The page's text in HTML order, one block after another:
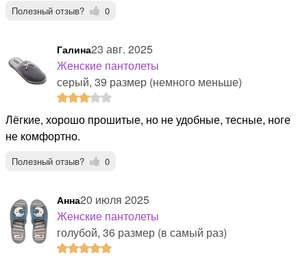
Полезный отзыв? 0
Галина23 авг. 2025
Женские пантолеты
серый, 39 размер (немного меньше)
Лёгкие, хорошо прошитые, но не удобные, тесные, ноге
не комфортно.
Полезный отзыв? 0
Анна20 июля 2025
Женские пантолеты
голубой, 36 размер (в самый раз)